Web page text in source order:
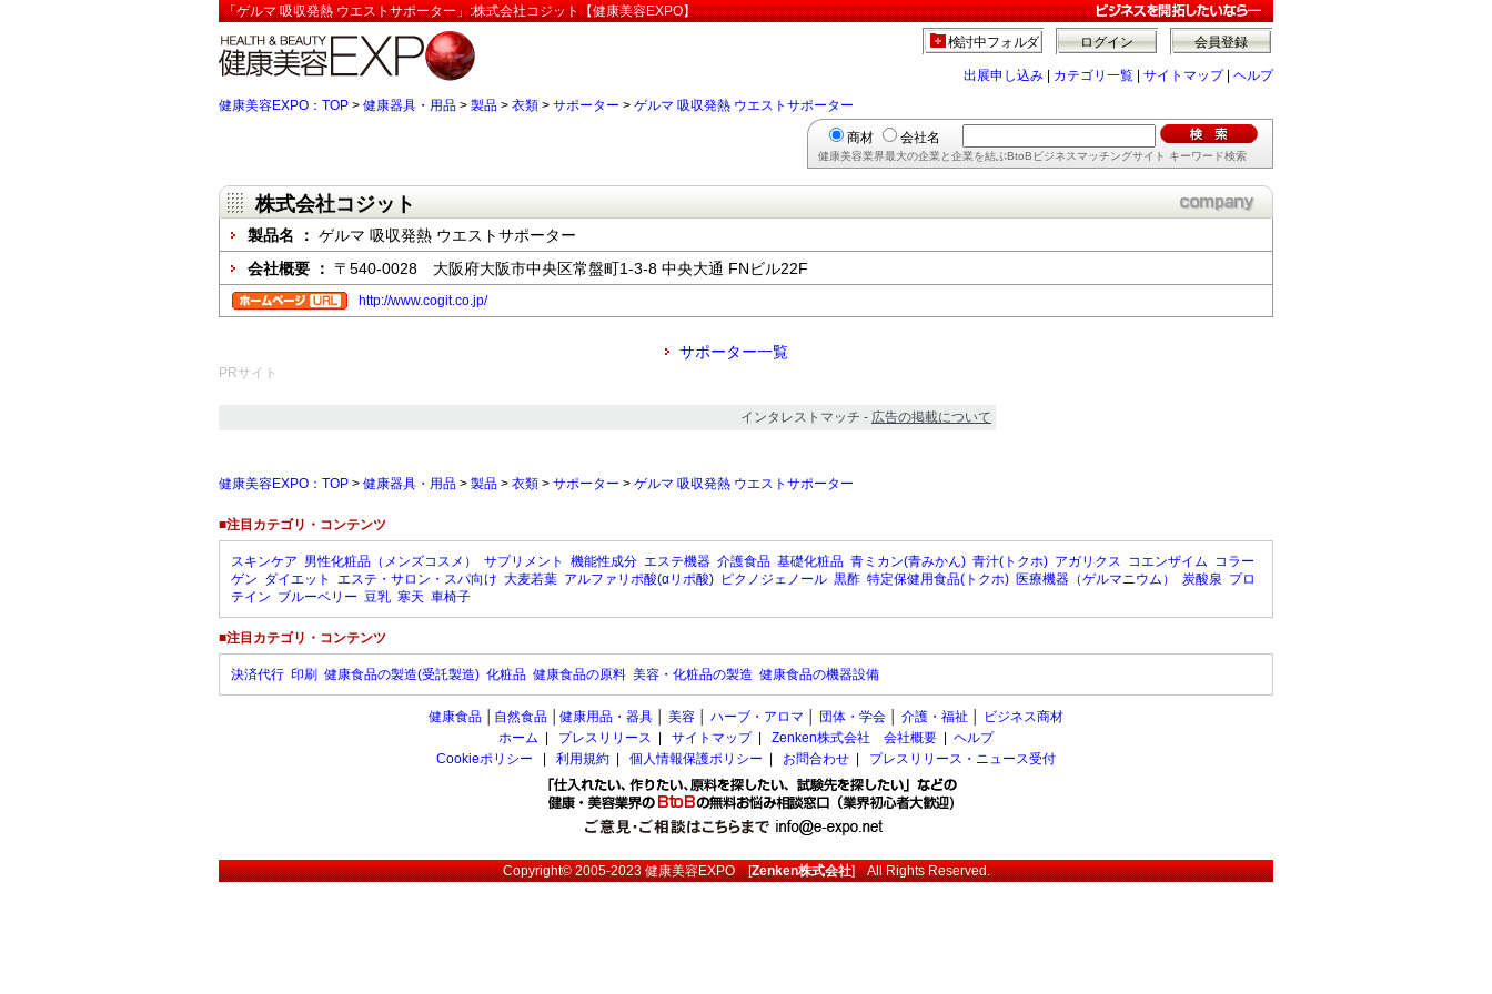
「ゲルマ 吸収発熱 ウエストサポーター」:株式会社コジット【健康美容EXPO】
会員登録
ログイン
検討中フォルダ
出展申し込み カテゴリ一覧 サイトマップ| ヘルプ
健康美容EXPO：TOP > 健康器具・用品 > 製品 > 衣類 > サポーター > ゲルマ 吸収発熱 ウエストサポーター
商材 会社名
健康美容業界最大の企業と企業を結ぶBtoBビジネスマッチングサイト キーワード検索
株式会社コジット
製品名 ： ゲルマ 吸収発熱 ウエストサポーター
会社概要 ： 〒540-0028 大阪府大阪市中央区常盤町1-3-8 中央大通 FNビル22F
http://www.cogit.co.jp/
サポーター一覧
PRサイト
インタレストマッチ - 広告の掲載について
健康美容EXPO：TOP > 健康器具・用品 > 製品 > 衣類 > サポーター > ゲルマ 吸収発熱 ウエストサポーター
■注目カテゴリ・コンテンツ
スキンケア 男性化粧品（メンズコスメ） サプリメント 機能性成分 エステ機器 介護食品 基礎化粧品 青ミカン(青みかん) 青汁(トクホ) アガリクス コエンザイム コラー
ゲン ダイエット エステ・サロン・スパ向け 大麦若葉 アルファリポ酸(αリポ酸) ピクノジェノール 黒酢 特定保健用食品(トクホ) 医療機器（ゲルマニウム） 炭酸泉 プロ
テイン ブルーベリー 豆乳 寒天 車椅子
■注目カテゴリ・コンテンツ
決済代行 印刷 健康食品の製造(受託製造) 化粧品 健康食品の原料 美容・化粧品の製造 健康食品の機器設備
健康食品 自然食品 健康用品・器具 美容 ハーブ・アロマ 団体・学会 介護・福祉
ビジネス商材
ホーム
プレスリリース サイトマップ| Zenken株式会社 会社概要
ヘルプ
Cookieポリシー
利用規約 個人情報保護ポリシー お問合わせ プレスリリース・ニュース受付
Copyright© 2005-2023健康美容EXPO[Zenken株式会社] All Rights Reserved.